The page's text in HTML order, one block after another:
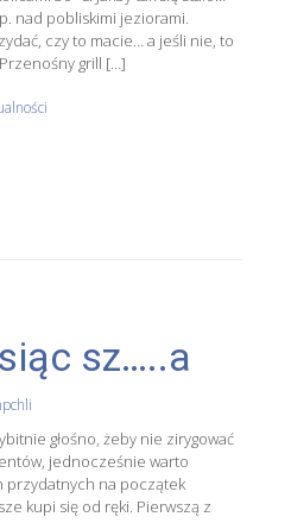
nad pobliskimi jeziorami.
czy to macie… a jeśli nie, to
Przenośny grill […]
sz…..a
głośno, żeby nie zirygować
jednocześnie warto
przydatnych na początek
kupi się od ręki. Pierwszą z